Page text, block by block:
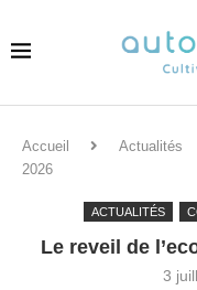
Accueil Actualités
2026
ACTUALITÉS
Le reveil de
3